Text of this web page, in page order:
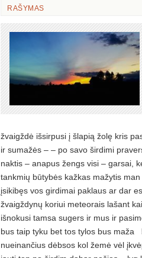
RAŠYMAS
žvaigždė išsirpusi į šlapią žolę kris
ir sumažės – – po savo širdimi
naktis – anapus žengs visi – garsai,
tankmių būtybės kažkas mažytis man
įsikibęs vos girdimai paklaus ar dar
žvaigždynų koriui meteorais lašant
išnokusi tamsa sugers ir mus ir
bus taip tyku bet tos tylos bus maža
nueinančius dėbsos kol žemė vėl